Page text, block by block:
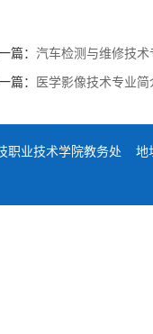
篇： 汽车检测与维修技术
篇：
医学影像技术专业简
职业技术学院教务处